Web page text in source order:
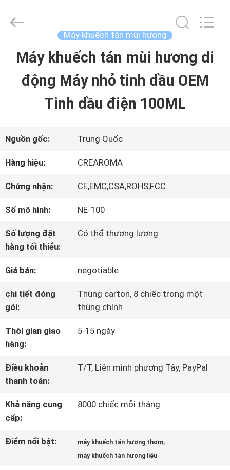
TRANG
CHỦ
SẢN
PHẨM
VIDEO
HƯỚNG
DẪN
VR
VỀ
CHÚNG
TÔI
THAM
QUAN
China
Market.
Reserved.
Máy khuếch tán mùi hương
Máy khuếch tán mùi hương di
động Máy nhỏ tinh dầu OEM
Tinh dầu điện 100ML
Nguồn gốc: Trung Quốc
Hàng hiệu: CREAROMA
Chứng nhận: CE,EMC,CSA,ROHS,FCC
Số mô hình: NE-100
Số lượng đặt
hàng tối thiểu:
Có thể thương lượng
Giá bán: negotiable
chi tiết đóng
gói:
Thùng carton, 8 chiếc trong một
thùng chính
Thời gian giao
hàng:
5-15 ngày
Điều khoản
thanh toán:
T/T, Liên minh phương Tây, PayPal
Khả năng cung
cấp:
8000 chiếc mỗi tháng
Điểm nổi bật: máy khuếch tán hương thơm,
máy khuếch tán hương liệu